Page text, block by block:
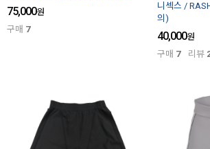
75,000원
구매 7
니섹스 /
의)
40,000원
구매 7 리뷰